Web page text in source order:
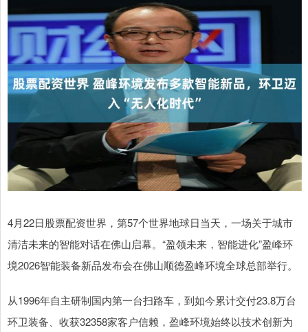
4月22日股票配资世界，第57个世界地球日当天，一场关于城市
清洁未来的智能对话在佛山启幕。“盈领未来，智能进化”盈峰环
境2026智能装备新品发布会在佛山顺德盈峰环境全球总部举行。
从1996年自主研制国内第一台扫路车，到如今累计交付23.8万台
环卫装备、收获32358家客户信赖，盈峰环境始终以技术创新为